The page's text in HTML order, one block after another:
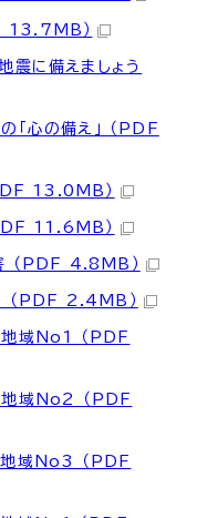
13.7MB）
に備えましょう
心の備え」 （PDF
13.0MB）
11.6MB）
（PDF 4.8MB）
（PDF 2.4MB）
域No1 （PDF
域No2 （PDF
域No3 （PDF